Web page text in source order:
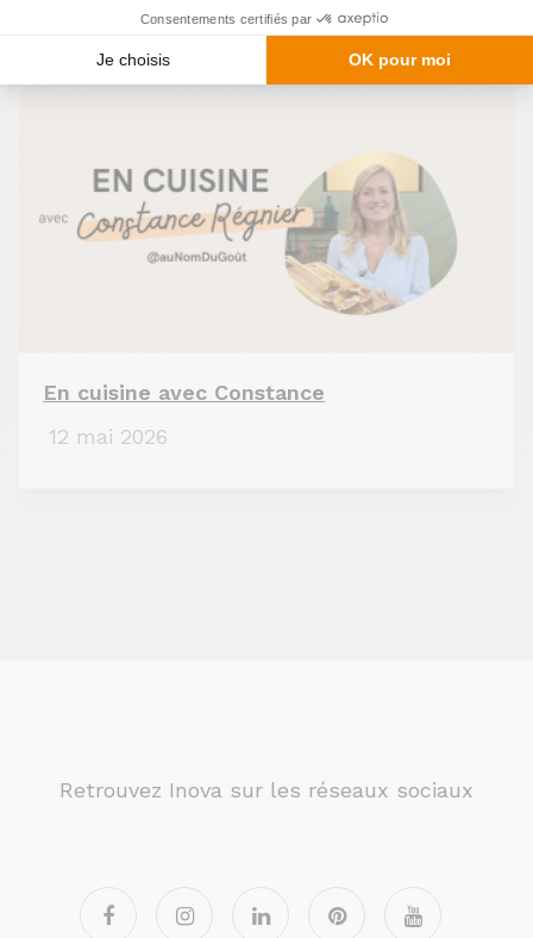
En cuisine avec Constance
12 mai 2026
Retrouvez Inova sur les réseaux sociaux